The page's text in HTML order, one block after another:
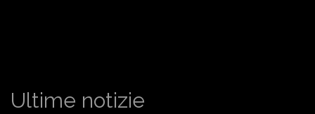
Ultime notizie